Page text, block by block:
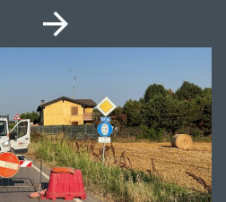
Vai
alla
slide
successiva
possibile
navigare
utilizzando
i
tasti
freccia